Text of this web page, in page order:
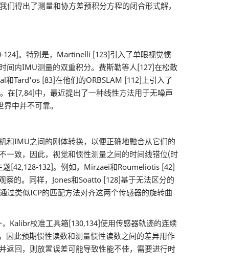
得出了测量和协方差预积分方程的闭合形式解，
。特别是，Martinelli [123]引入了单眼视觉惯
间内IMU测量的双重积分。费斯勒等人[127]在松散
Tard'os [83]在他们的ORBSLAM [112]上引入了
在[7,84]中，最近提出了一种线性方法用于无噪声
中并不可靠。
IMU之间的刚体转换，以便正确地融合从它们的
一致，因此，视觉和惯性测量之间的时间线错位(时
[42,128-132]。例如，Mirzaei和Roumeliotis [42]
的。同样，Jones和Soatto [128]基于无法区分的
类似ICP的匹配方法对齐这两个传感器的旋转曲
Kalibr校准工具箱[130,134]使用传感器轨迹的连续
因此预期惯性读数和测量惯性读数之间的差异用作
返回，则放置误差可能导致性能不佳，需要进行时